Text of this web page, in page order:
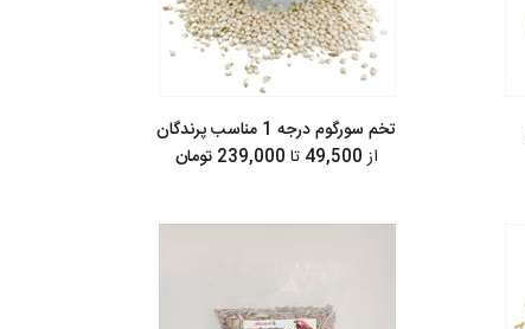
تخم سورگوم درجه 1 مناسب پرندگان
از
تا